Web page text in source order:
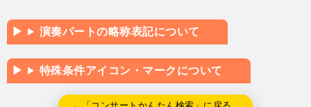
演奏パートの略称表記について
特殊条件アイコン・マークについて